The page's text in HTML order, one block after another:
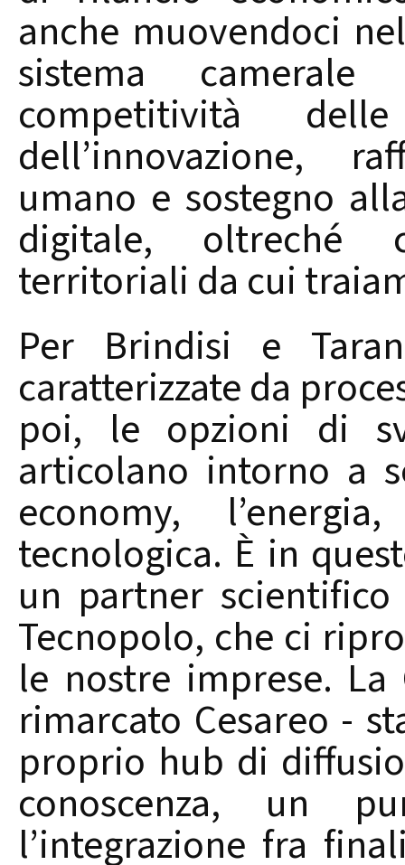
anche muovendoci
sistema
competitività
dell’innovazione,
umano e sostegno
digitale, oltreché
territoriali da cui
Per Brindisi e
caratterizzate da
poi, le opzioni di
articolano intorno a
economy,
tecnologica. È in
un partner
Tecnopolo, che ci
le nostre imprese.
rimarcato Cesareo -
proprio hub di
conoscenza, un
l’integrazione fra